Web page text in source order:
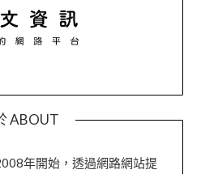
ABOUT
年開始，透過網路網站提